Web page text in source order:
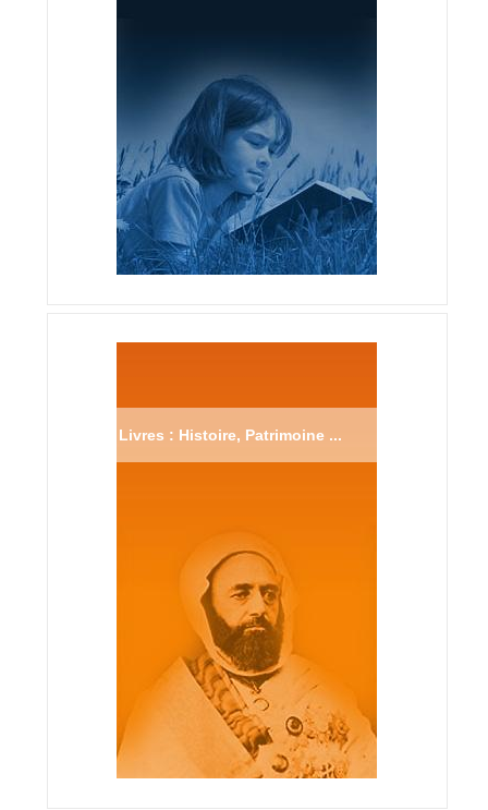
Livres : Histoire, Patrimoine ...